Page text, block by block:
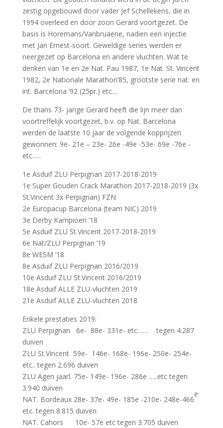
zestig opgebouwd door vader Jef Schellekens, die in
1994 overleed en door zoon Gerard voortgezet. De
basis is Horemans/Vanbruaene, nadien een injectie
met Jan Ernest-soort. Geweldige series werden er
neergezet op Barcelona en andere vluchten. Wat te
denken van 1e en 2e Nat. Pau 1987, 1e Nat. St. Vincent
1982, 2e Nationale Marathon’85, grootste serie nat. en
int. Barcelona ’92 (25pr.) etc…
De thans 73- jarige Gerard heeft die lijn meer dan
voortreffelijk voortgezet, b.v. op Nat. Barcelona
werden de laatste 10 jaar de volgende kopprijzen
gewonnen: 9e- 21e – 23e- 26e -49e -53e- 69e -76e -
etc…..
1e Asduif ZLU Perpignan 2017-2018-2019
1e Super Gouden Crack Marathon 2017-2018-2019 (3x
St.Vincent 3x Perpignan) FZN
2e Europacup Barcelona (team NIC) 2019
3e Derby Kampioen ‘18
5e Asduif ZLU St.Vincent 2017-2018-2019
6e Nat/ZLU Perpignan ‘19
8e WESM ‘18
8e Asduif ZLU Perpignan 2016/2019
10e Asduif ZLU St.Vincent 2016/2019
18e Asduif ALLE ZLU-vluchten 2019
21e Asduif ALLE ZLU-vluchten 2018
Enkele prestaties 2019:
ZLU Perpignan 6e- 88e- 331e- etc…… tegen 4.287
duiven
ZLU St.Vincent 59e- 146e- 168e- 196e- 250e- 254e-
etc.. tegen 2.696 duiven
ZLU Agen jaarl. 75e- 149e- 196e- 286e …..etc tegen
3.940 duiven
NAT. Bordeaux 28e- 37e- 49e- 185e -210e- 248e-466
e
etc. tegen 8.815 duiven
NAT. Cahors 10e- 57e etc tegen 3.705 duiven